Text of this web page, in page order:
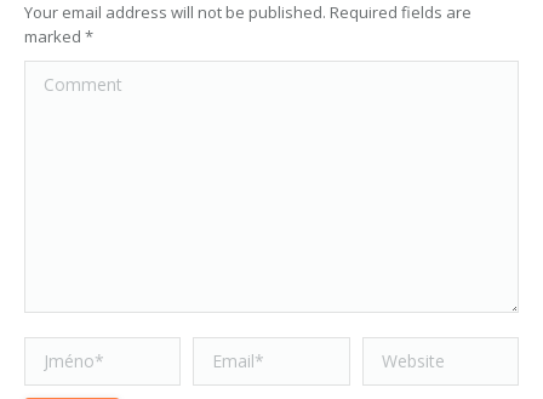
Your email address will not be published. Required fields are
marked *
Comment
Jméno * Email * Website